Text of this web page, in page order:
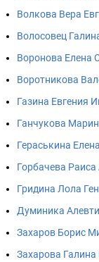
Волкова Вера
Волосовец
Воронова Елена
Воротникова
Газина Евгения
Ганчукова
Гераськина
Горбачева Раиса
Гридина Лола
Думиника
Захаров Борис
Захарова